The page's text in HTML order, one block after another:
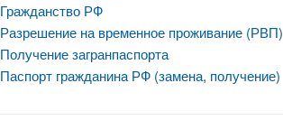
Гражданство РФ
Разрешение на временное проживание (РВП)
Получение загранпаспорта
Паспорт гражданина РФ (замена, получение)